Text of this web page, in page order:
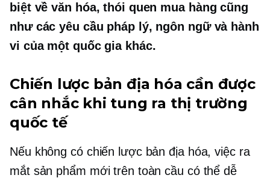
biệt về văn hóa, thói quen mua hàng cũng
như các yêu cầu pháp lý, ngôn ngữ và hành
vi của một quốc gia khác.
Chiến lược bản địa hóa cần được
cân nhắc khi tung ra thị trường
quốc tế
Nếu không có chiến lược bản địa hóa, việc ra
mắt sản phẩm mới trên toàn cầu có thể dễ